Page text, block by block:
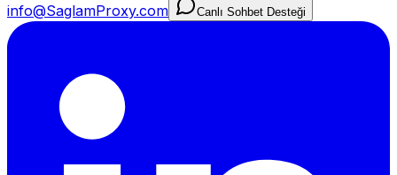
info@SaglamProxy.com
Canlı Sohbet Desteği